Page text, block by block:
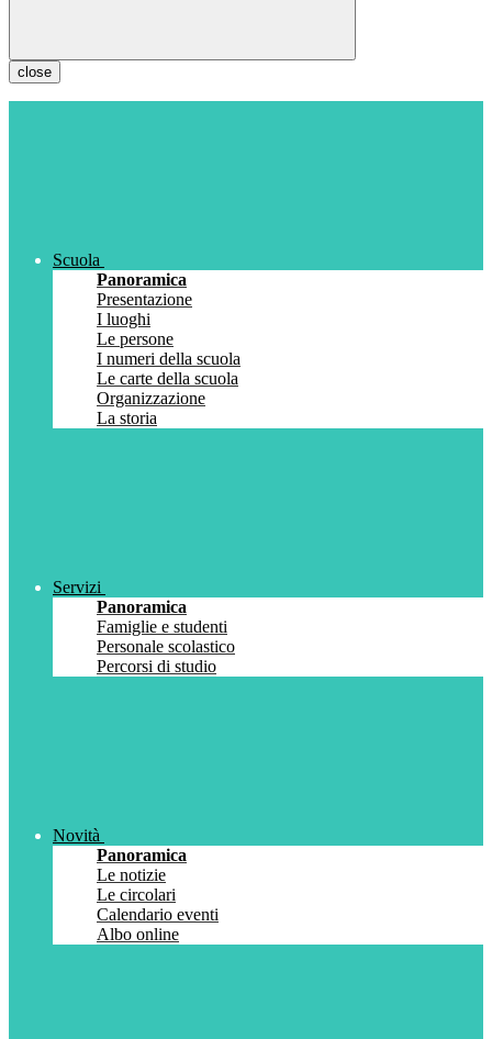
close
Scuola
Panoramica
Presentazione
I luoghi
Le persone
I numeri della scuola
Le carte della scuola
Organizzazione
La storia
Servizi
Panoramica
Famiglie e studenti
Personale scolastico
Percorsi di studio
Novità
Panoramica
Le notizie
Le circolari
Calendario eventi
Albo online